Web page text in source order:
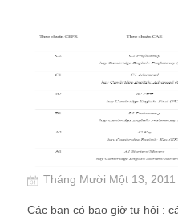
Tháng Mười Một 13, 2011
Các bạn có bao giờ tự hỏi :